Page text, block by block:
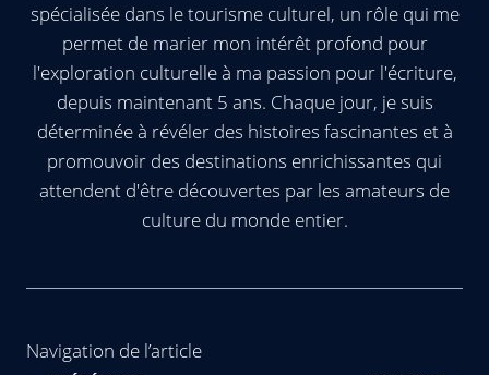
spécialisée dans le tourisme culturel, un rôle qui me
permet de marier mon intérêt profond pour
l'exploration culturelle à ma passion pour l'écriture,
depuis maintenant 5 ans. Chaque jour, je suis
déterminée à révéler des histoires fascinantes et à
promouvoir des destinations enrichissantes qui
attendent d'être découvertes par les amateurs de
culture du monde entier.
Navigation de l’article